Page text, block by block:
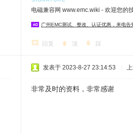
电磁兼容网 www.emc.wiki - 欢迎您的
广州EMC测试、整改、认证优惠，来电
回复 顶 踩
发表于 2023-8-27 23:14:53
非常及时的资料，非常感谢